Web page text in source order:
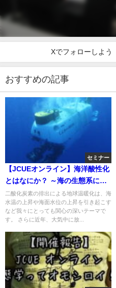
Xでフォローしよう
おすすめの記事
セミナー
【JCUEオンライン】海洋酸性化
とはなにか？ ～海の生態系にし
のびよる新たな危機～
二酸化炭素の排出による地球温暖化は、海
水温の上昇や海面水位の上昇を引き起こす
など我々にとっても関心の深いテーマで
す。 さらに近年、大気中に放...